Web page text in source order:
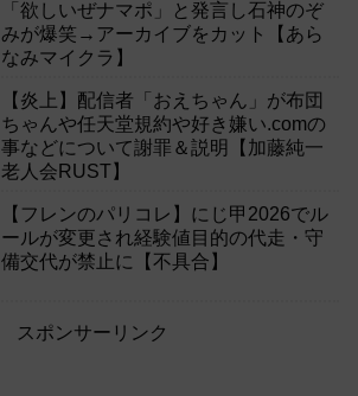
「欲しいぜナマポ」と発言し石神のぞ
みが爆笑→アーカイブをカット【あら
なみマイクラ】
【炎上】配信者「おえちゃん」が布団
ちゃんや任天堂規約や好き嫌い.comの
事などについて謝罪＆説明【加藤純一
老人会RUST】
【フレンのパリコレ】にじ甲2026でル
ールが変更され経験値目的の代走・守
備交代が禁止に【不具合】
スポンサーリンク